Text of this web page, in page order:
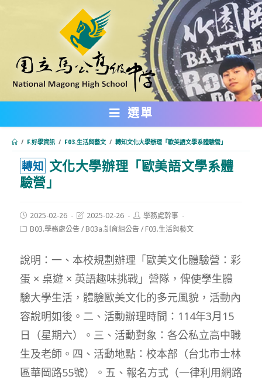
內
選單
/ F.好學資訊 / F03.生活與藝文 / 轉知文化大學辦理「歐美語文學系體驗營」
轉知 文化大學辦理「歐美語文學系體
驗營」
Post
published:
2025-02-26
Post
last
modified:
2025-02-26
Post
author:
學務處幹事
PostB03.學務處公告/ B03a.訓育組公告/ F03.生活與藝文
說明：一、本校規劃辦理「歐美文化體驗營：彩
蛋 × 桌遊 × 英語趣味挑戰」營隊，俾使學生體
驗大學生活，體驗歐美文化的多元風貌，活動內
容說明如後。二、活動辦理時間：114年3月15
日（星期六）。三、活動對象：各公私立高中職
生及老師。四、活動地點：校本部（台北市士林
區華岡路55號）。五、報名方式（一律利用網路